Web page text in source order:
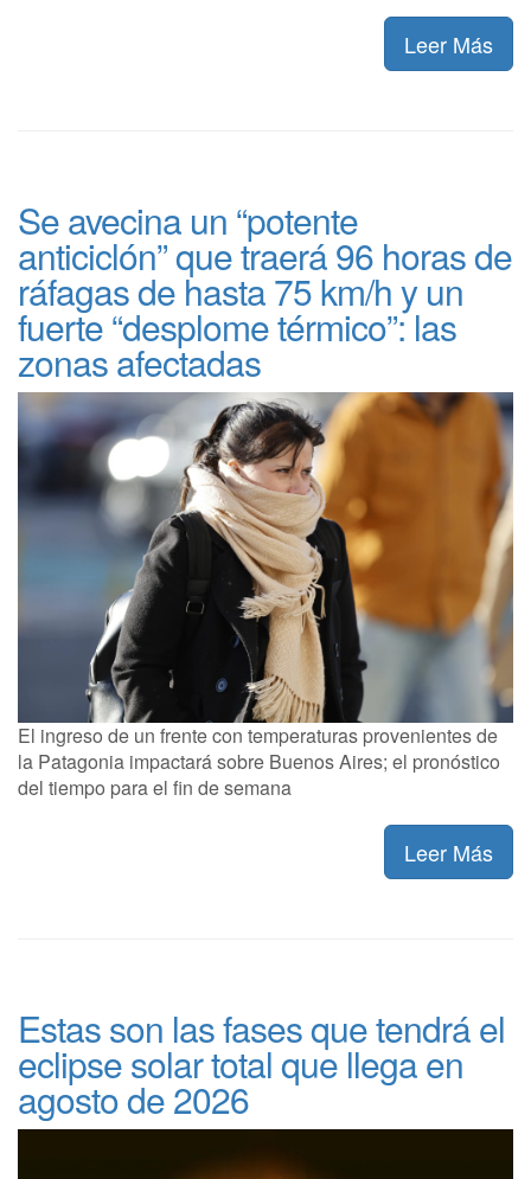
Leer Más
Se avecina un “potente
anticiclón” que traerá 96 horas de
ráfagas de hasta 75 km/h y un
fuerte “desplome térmico”: las
zonas afectadas
El ingreso de un frente con temperaturas provenientes de
la Patagonia impactará sobre Buenos Aires; el pronóstico
del tiempo para el fin de semana
Leer Más
Estas son las fases que tendrá el
eclipse solar total que llega en
agosto de 2026